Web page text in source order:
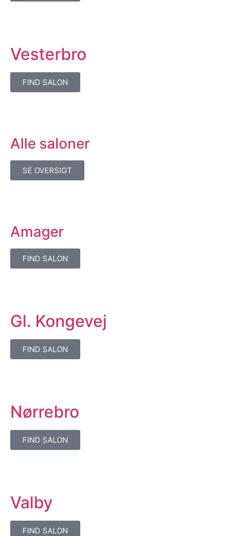
Vesterbro
FIND SALON
Alle saloner
SE OVERSIGT
Amager
FIND SALON
Gl. Kongevej
FIND SALON
Nørrebro
FIND SALON
Valby
FIND SALON